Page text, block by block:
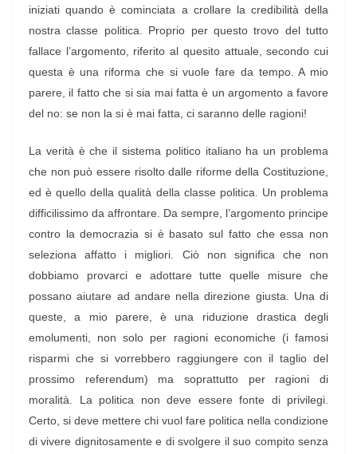
iniziati quando è cominciata a crollare la credibilità della
nostra classe politica. Proprio per questo trovo del tutto
fallace l’argomento, riferito al quesito attuale, secondo cui
questa è una riforma che si vuole fare da tempo. A mio
parere, il fatto che si sia mai fatta è un argomento a favore
del no: se non la si è mai fatta, ci saranno delle ragioni!
La verità è che il sistema politico italiano ha un problema
che non può essere risolto dalle riforme della Costituzione,
ed è quello della qualità della classe politica. Un problema
difficilissimo da affrontare. Da sempre, l’argomento principe
contro la democrazia si è basato sul fatto che essa non
seleziona affatto i migliori. Ciò non significa che non
dobbiamo provarci e adottare tutte quelle misure che
possano aiutare ad andare nella direzione giusta. Una di
queste, a mio parere, è una riduzione drastica degli
emolumenti, non solo per ragioni economiche (i famosi
risparmi che si vorrebbero raggiungere con il taglio del
prossimo referendum) ma soprattutto per ragioni di
moralità. La politica non deve essere fonte di privilegi.
Certo, si deve mettere chi vuol fare politica nella condizione
di vivere dignitosamente e di svolgere il suo compito senza